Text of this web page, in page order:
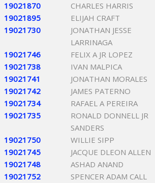
19021870 CHARLES HARRIS
19021895
ELIJAH CRAFT
19021730
JONATHAN JESSE
LARRINAGA
19021746 FELIX A JR LOPEZ
19021738
IVAN MALPICA
19021741
JONATHAN MORALES
19021742
JAMES PATERNO
19021734
RAFAEL A PEREIRA
19021735
RONALD DONNELL JR
SANDERS
19021750 WILLIE SIPP
19021745
JACQUE DLEON ALLEN
19021748
ASHAD ANAND
19021752
SPENCER ADAM CALL